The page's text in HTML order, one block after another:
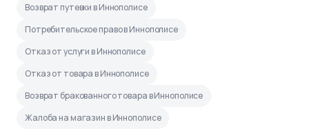
Возврат путевки в Иннополисе
Потребительское право в Иннополисе
Отказ от услуги в Иннополисе
Отказ от товара в Иннополисе
Возврат бракованного товара в Иннополисе
Жалоба на магазин в Иннополисе